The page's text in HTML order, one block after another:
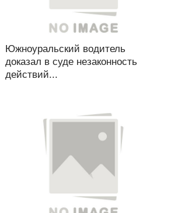
Южноуральский водитель
доказал в суде незаконность
действий...